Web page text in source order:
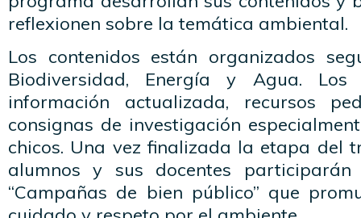
reflexionen sobre la temática ambiental.
Los contenidos están organizados
Biodiversidad, Energía y Agua. Los
información actualizada, recursos
consignas de investigación
chicos. Una vez finalizada la etapa del
alumnos y sus docentes
“Campañas de bien público” que